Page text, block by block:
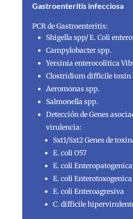
Gastroenteritis infecciosa
PCR de Gastroenteritis:
Shigella spp/ E. Coli
Campylobacter spp.
Yersinia enterocolitica
Clostridium difficile toxin
Aeromonas spp.
Salmonella spp.
Detección de Genes
virulencia:
Sxt1/Sxt2 Genes de
E. coli O57
E. coli Enteropatogenica
E. coli Enterotoxogenica
E. coli Enteroagresiva
C. difficile